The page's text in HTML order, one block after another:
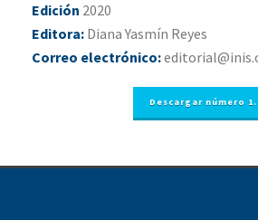
Edición 2020
Editora: Diana Yasmín Reyes
Correo electrónico:
Descargar número 1.